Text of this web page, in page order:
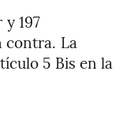
197
contra. La
5 Bis en la